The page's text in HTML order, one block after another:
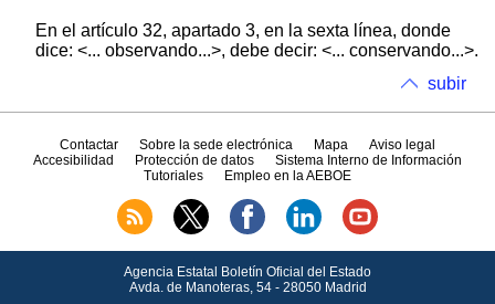
En el artículo 32, apartado 3, en la sexta línea, donde
dice: <... observando...>, debe decir: <... conservando...>.
subir
Contactar Sobre la sede electrónica Mapa
Aviso legal
Accesibilidad
Protección de datos
Sistema Interno de Información
Tutoriales
Empleo en la AEBOE
Agencia Estatal Boletín Oficial del Estado
Avda.de Manoteras, 54 - 28050 Madrid